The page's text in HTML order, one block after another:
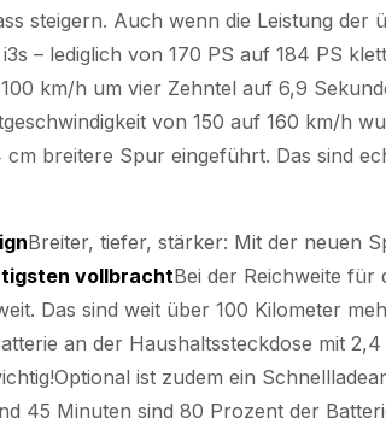
steigern. Auch wenn die Leistung
– lediglich von 170 PS auf 184 PS
km/h um vier Zehntel auf 6,9
von 150 auf 160 km/h
breitere Spur eingeführt. Das sind
Breiter, tiefer, stärker: Mit der neuen
vollbrachtBei der Reichweite
Das sind weit über 100 Kilometer
an der Haushaltssteckdose mit
ist zudem ein
45 Minuten sind 80 Prozent der